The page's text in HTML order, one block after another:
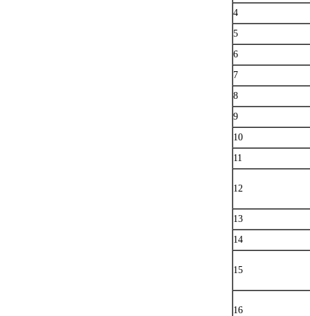
4
5
6
7
8
9
10
11
12
13
14
15
16